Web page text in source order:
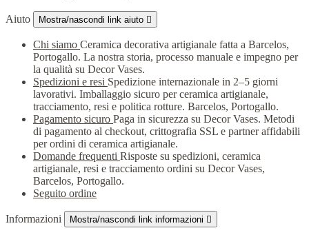
Aiuto Mostra/nascondi link aiuto 
Chi siamo Ceramica decorativa artigianale fatta a Barcelos,
Portogallo. La nostra storia, processo manuale e impegno per
la qualità su Decor Vases.
Spedizioni e resi Spedizione internazionale in 2–5 giorni
lavorativi. Imballaggio sicuro per ceramica artigianale,
tracciamento, resi e politica rotture. Barcelos, Portogallo.
Pagamento sicuro Paga in sicurezza su Decor Vases. Metodi
di pagamento al checkout, crittografia SSL e partner affidabili
per ordini di ceramica artigianale.
Domande frequenti Risposte su spedizioni, ceramica
artigianale, resi e tracciamento ordini su Decor Vases,
Barcelos, Portogallo.
Seguito ordine
Informazioni Mostra/nascondi link informazioni 